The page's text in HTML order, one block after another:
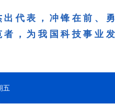
代表，冲锋在前、
，为我国科技事业
五